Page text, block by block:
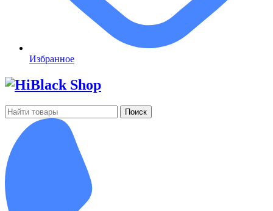
Избранное
Поиск